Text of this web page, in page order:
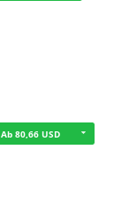
Ab 80,66 USD